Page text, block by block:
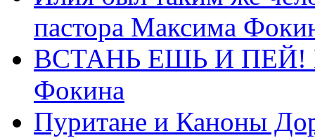
пастора Максима
ВСТАНЬ ЕШЬ И ПЕЙ!
Фокина
Пуритане и Каноны